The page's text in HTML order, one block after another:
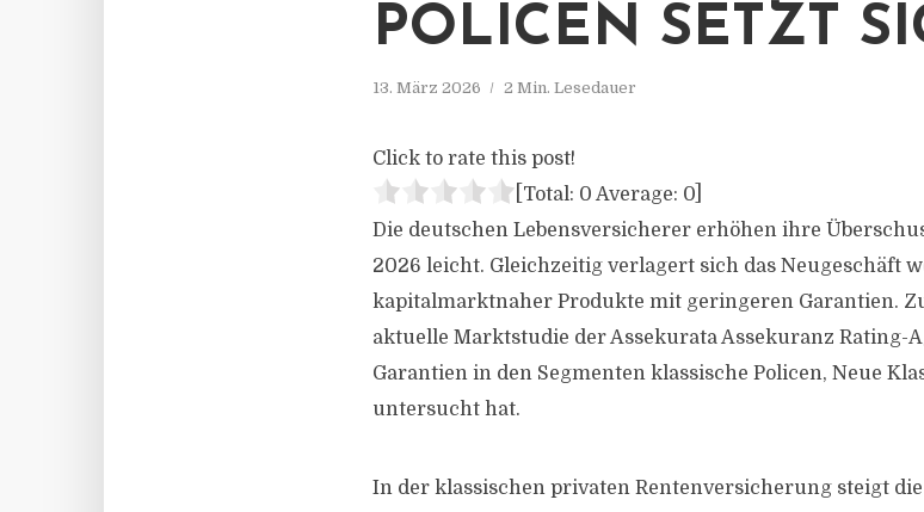
POLICEN SETZT
13. März 2026 2 Min. Lesedauer
Click to rate this post!
[Total: 0 Average: 0
Die deutschen Lebensversicherer erhöhen ihre
2026 leicht. Gleichzeitig verlagert sich das Neugeschäft
kapitalmarktnaher Produkte mit geringeren Garantien.
aktuelle Marktstudie der Assekurata Assekuranz Rating-
Garantien in den Segmenten klassische Policen, Neue
untersucht hat.
In der klassischen privaten Rentenversicherung steigt